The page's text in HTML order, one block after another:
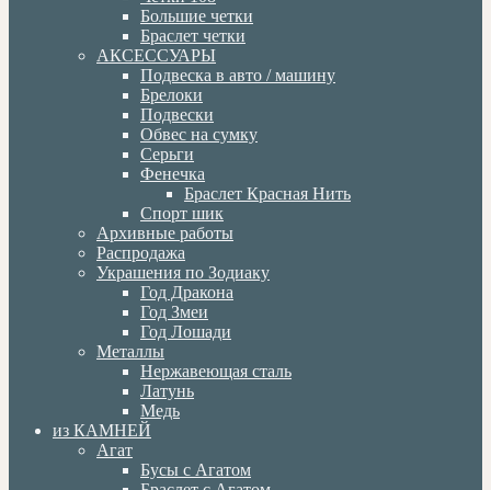
Большие четки
Браслет четки
АКСЕССУАРЫ
Подвеска в авто / машину
Брелоки
Подвески
Обвес на сумку
Серьги
Фенечка
Браслет Красная Нить
Спорт шик
Архивные работы
Распродажа
Украшения по Зодиаку
Год Дракона
Год Змеи
Год Лошади
Металлы
Нержавеющая сталь
Латунь
Медь
из КАМНЕЙ
Агат
Бусы с Агатом